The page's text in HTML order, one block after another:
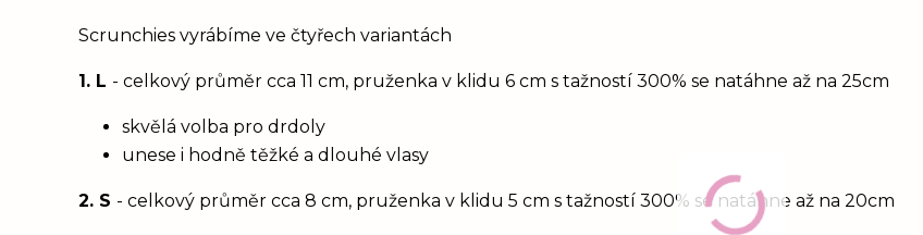
Scrunchies vyrábíme ve čtyřech variantách
1. L - celkový průměr cca 11 cm, pruženka v klidu 6 cm s tažností 300% se natáhne až na 25cm
skvělá volba pro drdoly
unese i hodně těžké a dlouhé vlasy
2. S - celkový průměr cca 8 cm, pruženka v klidu 5 cm s tažností 300% se natáhne až na 20cm